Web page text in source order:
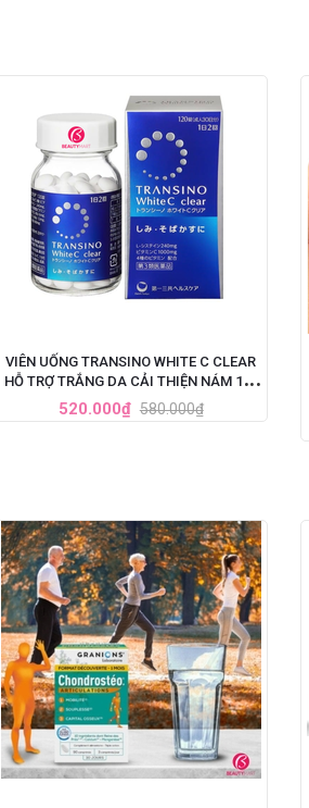
VIÊN UỐNG TRANSINO WHITE C CLEAR
HỖ TRỢ TRẮNG DA CẢI THIỆN NÁM 120
VIÊN (MẪU MỚI NHẤT)
520.000₫ 580.000₫